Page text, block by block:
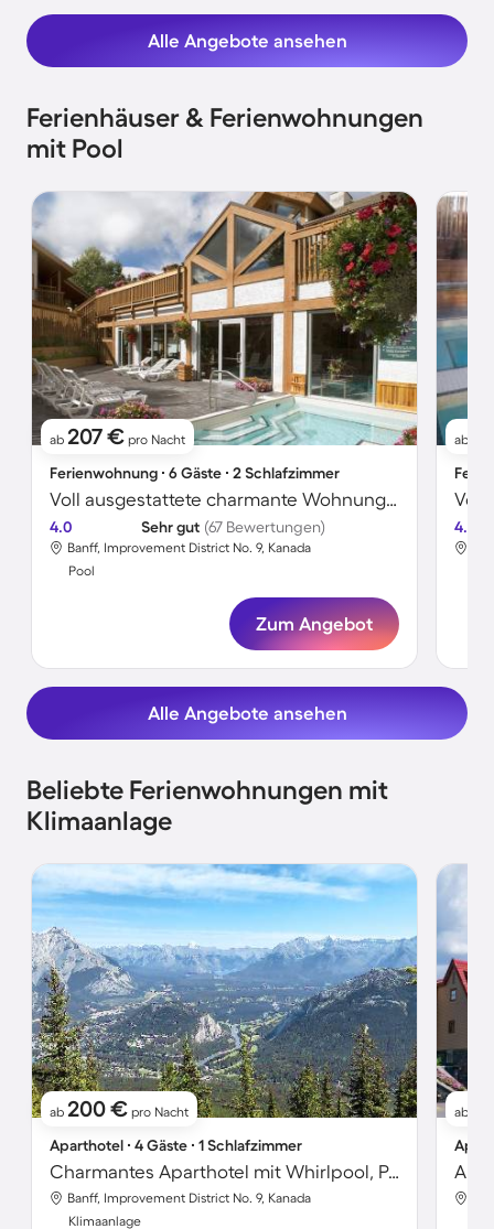
Alle Angebote ansehen
Ferienhäuser & Ferienwohnungen
mit Pool
ab 207 € pro Nacht
Ferienwohnung ∙ 6 Gäste ∙ 2 Schlafzimmer
Voll ausgestattete charmante Wohnung mit Whirlpool, Pool und Grill | Bergblick
4.0 Sehr gut (67 Bewertungen)
Banff, Improvement District No. 9, Kanada
Pool
Zum Angebot
ab
4.0
Alle Angebote ansehen
Beliebte Ferienwohnungen mit
Klimaanlage
ab 200 € pro Nacht
Aparthotel ∙ 4 Gäste ∙ 1 Schlafzimmer
Charmantes Aparthotel mit Whirlpool, Pool und Sauna | Bergblick
Banff, Improvement District No. 9, Kanada
Klimaanlage
ab